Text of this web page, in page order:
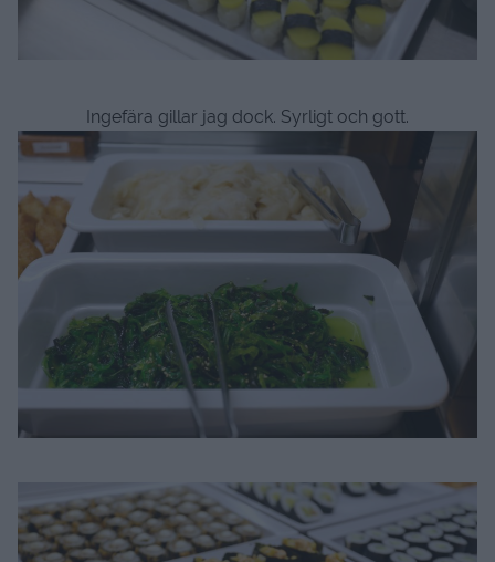
Ingefära gillar jag dock. Syrligt och gott.